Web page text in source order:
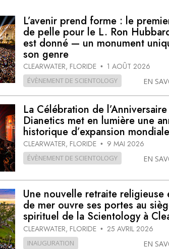
L’avenir prend forme : le
de pelle pour le L. Ron
est donné — un monument
son genre
CLEARWATER, FLORIDE • 1 AOÛT 2026
ÉVÈNEMENT DE SCIENTOLOGY EN
La Célébration de
Dianetics met en lumière une
historique d’expansion mondiale
CLEARWATER, FLORIDE • 9 MAI 2026
ÉVÈNEMENT DE SCIENTOLOGY EN
Une nouvelle retraite religieuse
de mer ouvre ses portes au
spirituel de la Scientology à
CLEARWATER, FLORIDE • 25 AVRIL 2026
INAUGURATION EN